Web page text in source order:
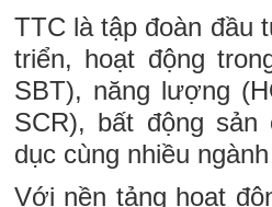
TTC là tập đoàn đầu
triển, hoạt động
SBT), năng lượng
SCR), bất động sản
dục cùng nhiều
Với nền tảng hoạt